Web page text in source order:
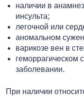
наличии в
инсульта;
легочной или
аномальном
варикозе вен в
геморрагическом
заболевании.
При наличии